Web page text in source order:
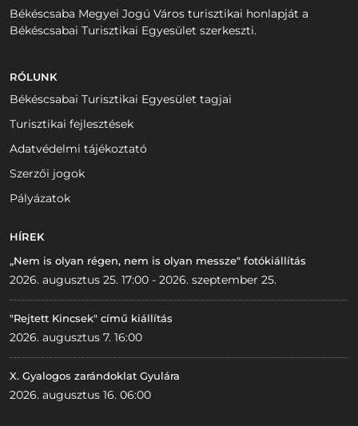
Békéscsaba Megyei Jogú Város turisztikai honlapját a
Békéscsabai Turisztikai Egyesület szerkeszti.
RÓLUNK
Békéscsabai Turisztikai Egyesület tagjai
Turisztikai fejlesztések
Adatvédelmi tájékoztató
Szerzői jogok
Pályázatok
HÍREK
„Nem is olyan régen, nem is olyan messze" fotókiállítás
2026. augusztus 25. 17:00 - 2026. szeptember 25.
"Rejtett Kincsek" című kiállítás
2026. augusztus 7. 16:00
X. Gyalogos zarándoklat Gyulára
2026. augusztus 16. 06:00